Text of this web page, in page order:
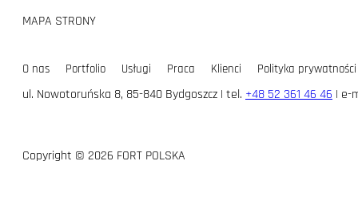
MAPA STRONY
O nas Portfolio Usługi Praca Klienci
Polityka prywatności
ul. Nowotoruńska 8, 85-840 Bydgoszcz | tel. +48 52 361 46 46 | e-
Copyright © 2026 FORT POLSKA